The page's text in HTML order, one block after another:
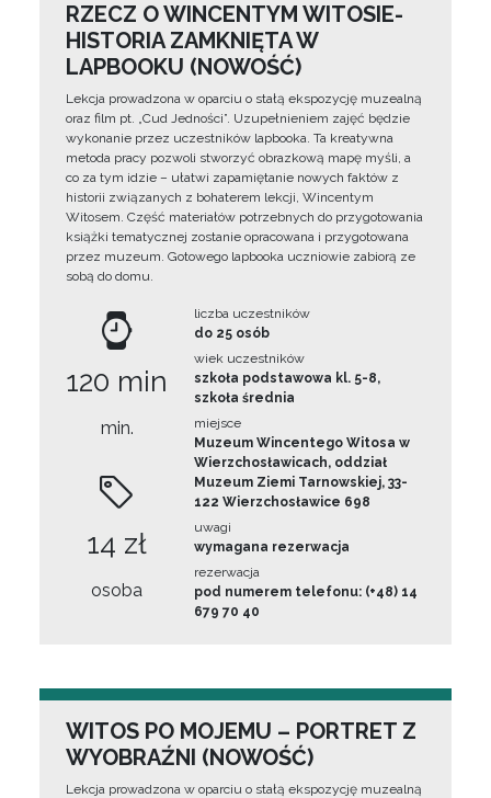
RZECZ O WINCENTYM WITOSIE-
HISTORIA ZAMKNIĘTA W
LAPBOOKU (NOWOŚĆ)
Lekcja prowadzona w oparciu o stałą ekspozycję muzealną
oraz film pt. „Cud Jedności”. Uzupełnieniem zajęć będzie
wykonanie przez uczestników lapbooka. Ta kreatywna
metoda pracy pozwoli stworzyć obrazkową mapę myśli, a
co za tym idzie – ułatwi zapamiętanie nowych faktów z
historii związanych z bohaterem lekcji, Wincentym
Witosem. Część materiałów potrzebnych do przygotowania
książki tematycznej zostanie opracowana i przygotowana
przez muzeum. Gotowego lapbooka uczniowie zabiorą ze
sobą do domu.
120 min
min.
14 zł
osoba
liczba uczestników
do 25 osób
wiek uczestników
szkoła podstawowa kl. 5-8,
szkoła średnia
miejsce
Muzeum Wincentego Witosa w
Wierzchosławicach, oddział
Muzeum Ziemi Tarnowskiej, 33-
122 Wierzchosławice 698
uwagi
wymagana rezerwacja
rezerwacja
pod numerem telefonu: (+48) 14
679 70 40
WITOS PO MOJEMU – PORTRET Z
WYOBRAŹNI (NOWOŚĆ)
Lekcja prowadzona w oparciu o stałą ekspozycję muzealną